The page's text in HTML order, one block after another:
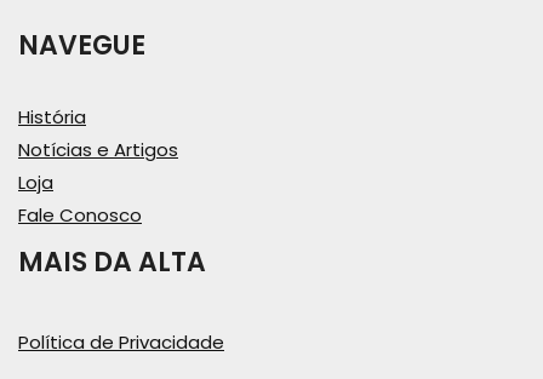
NAVEGUE
História
Notícias e Artigos
Loja
Fale Conosco
MAIS DA ALTA
Política de Privacidade